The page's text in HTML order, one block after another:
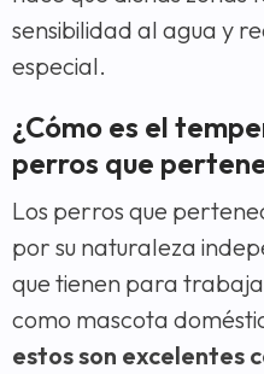
sensibilidad al agua y
especial.
¿Cómo es el
perros que
Los perros que
por su naturaleza
que tienen para
como mascota
estos son excelentes